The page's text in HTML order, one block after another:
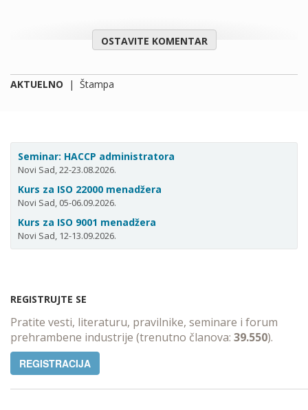
OSTAVITE KOMENTAR
AKTUELNO | Štampa
Seminar: HACCP administratora
Novi Sad, 22-23.08.2026.
Kurs za ISO 22000 menadžera
Novi Sad, 05-06.09.2026.
Kurs za ISO 9001 menadžera
Novi Sad, 12-13.09.2026.
REGISTRUJTE SE
Pratite vesti, literaturu, pravilnike, seminare i forum
prehrambene industrije (trenutno članova: 39.550).
REGISTRACIJA